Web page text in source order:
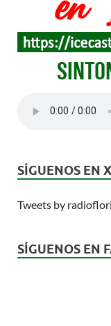
SÍGUENOS EN X
Tweets by
SÍGUENOS EN